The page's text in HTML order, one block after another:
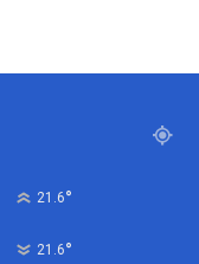
21.6°
21.6°